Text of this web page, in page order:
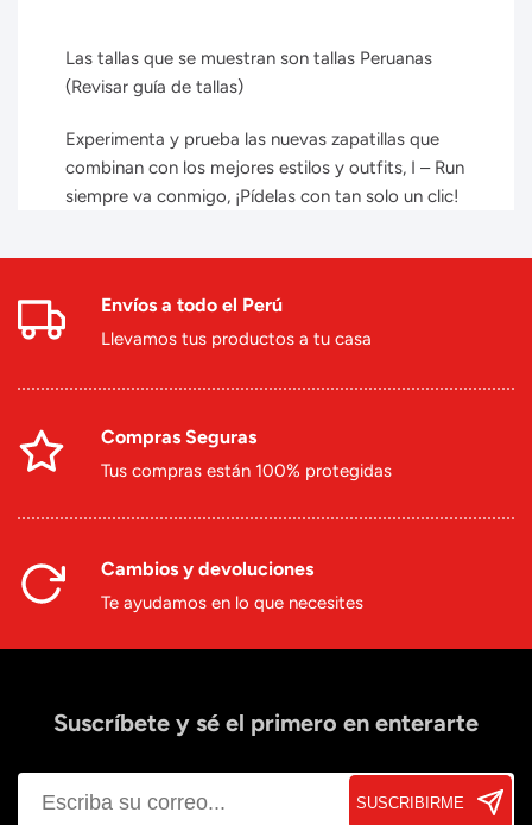
Las tallas que se muestran son tallas Peruanas
(Revisar guía de tallas)
Experimenta y prueba las nuevas zapatillas que
combinan con los mejores estilos y outfits, I – Run
siempre va conmigo, ¡Pídelas con tan solo un clic!
Envíos a todo el Perú
Llevamos tus productos a tu casa
Compras Seguras
Tus compras están 100% protegidas
Cambios y devoluciones
Te ayudamos en lo que necesites
Suscríbete y sé el primero en enterarte
SUSCRIBIRME